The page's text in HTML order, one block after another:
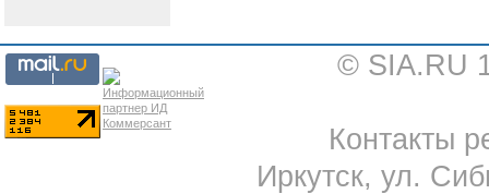
© SIA.RU
Контакты
Иркутск, ул.